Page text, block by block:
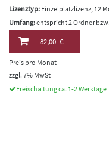
Lizenztyp: Einzelplatzlizenz, 12
Umfang:entspricht 2 Ordner
82,00 €
Preis pro Monat
zzgl. 7% MwSt
Freischaltung ca. 1-2 Werktage